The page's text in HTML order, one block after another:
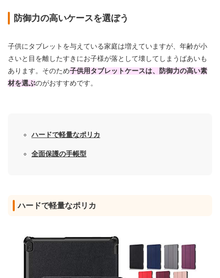
防御力の高いケースを選ぼう
子供にタブレットを与えている家庭は増えていますが、年齢が小
さいと目を離したすきにお子様が落として壊してしまうばあいも
あります。そのため子供用タブレットケースは、防御力の高い素
材を選ぶのがおすすめです。
ハードで軽量なポリカ
全面保護の手帳型
ハードで軽量なポリカ